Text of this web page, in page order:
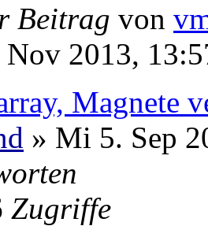
Beitrag von
Nov 2013,
Magnete
» Mi 5. Sep
Zugriffe